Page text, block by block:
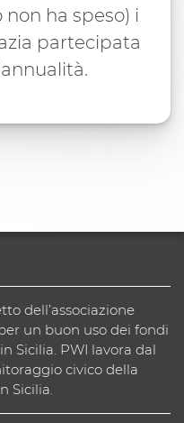
non ha speso) i
partecipata
dell’associazione
un buon uso dei fondi
Sicilia. PWI lavora dal
civico della
Sicilia.